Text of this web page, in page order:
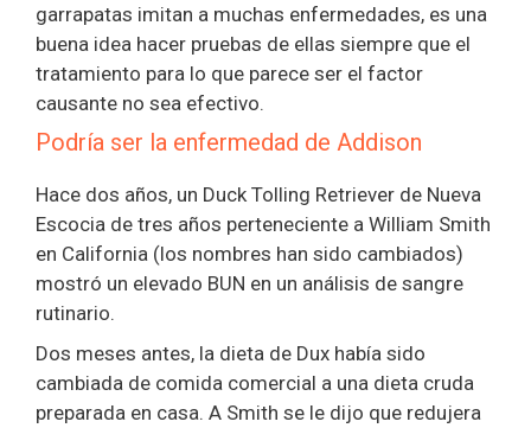
garrapatas imitan a muchas enfermedades, es una
buena idea hacer pruebas de ellas siempre que el
tratamiento para lo que parece ser el factor
causante no sea efectivo.
Podría ser la enfermedad de Addison
Hace dos años, un Duck Tolling Retriever de Nueva
Escocia de tres años perteneciente a William Smith
en California (los nombres han sido cambiados)
mostró un elevado BUN en un análisis de sangre
rutinario.
Dos meses antes, la dieta de Dux había sido
cambiada de comida comercial a una dieta cruda
preparada en casa. A Smith se le dijo que redujera